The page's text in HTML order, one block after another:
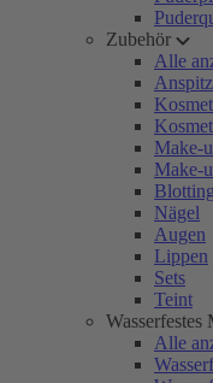
Zubehör
Alle
Make-
Make-
Nägel
Augen
Lippen
Sets
Teint
Wasserfestes
Alle